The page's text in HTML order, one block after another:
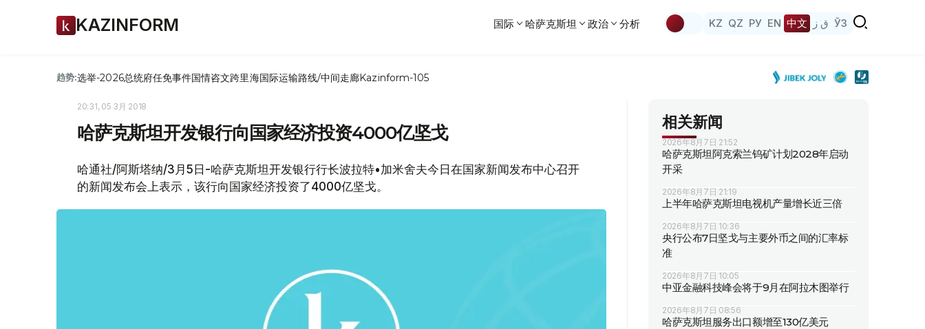
KAZINFORM 国际 哈萨克斯坦 政治 分析 KZ QZ РУ EN 中文 ق ز ЎЗ
趋势:选举-2026总统府任免事件国情咨文跨里海国际运输路线/中间走廊Kazinform-105
20:31, 05 3月 2018
哈萨克斯坦开发银行向国家经济投资4000亿坚戈
哈通社/阿斯塔纳/3月5日-哈萨克斯坦开发银行行长波拉特•加米舍夫今日在国家新闻发布中心召开
的新闻发布会上表示，该行向国家经济投资了4000亿坚戈。
相关新闻
2026年8月7日 21:52
哈萨克斯坦阿克索兰钨矿计划2028年启动
开采
2026年8月7日 21:19
上半年哈萨克斯坦电视机产量增长近三倍
2026年8月7日 10:36
央行公布7日坚戈与主要外币之间的汇率标
准
2026年8月7日 10:05
中亚金融科技峰会将于9月在阿拉木图举行
2026年8月7日 08:56
哈萨克斯坦服务出口额增至130亿美元